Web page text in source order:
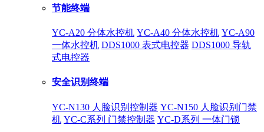
节能终端
YC-A20 分体水控机 YC-A40 分体水控机 YC-A90
一体水控机 DDS1000 表式电控器 DDS1000 导轨
式电控器
安全识别终端
YC-N130 人脸识别控制器 YC-N150 人脸识别门禁
机 YC-C系列 门禁控制器 YC-D系列 一体门锁